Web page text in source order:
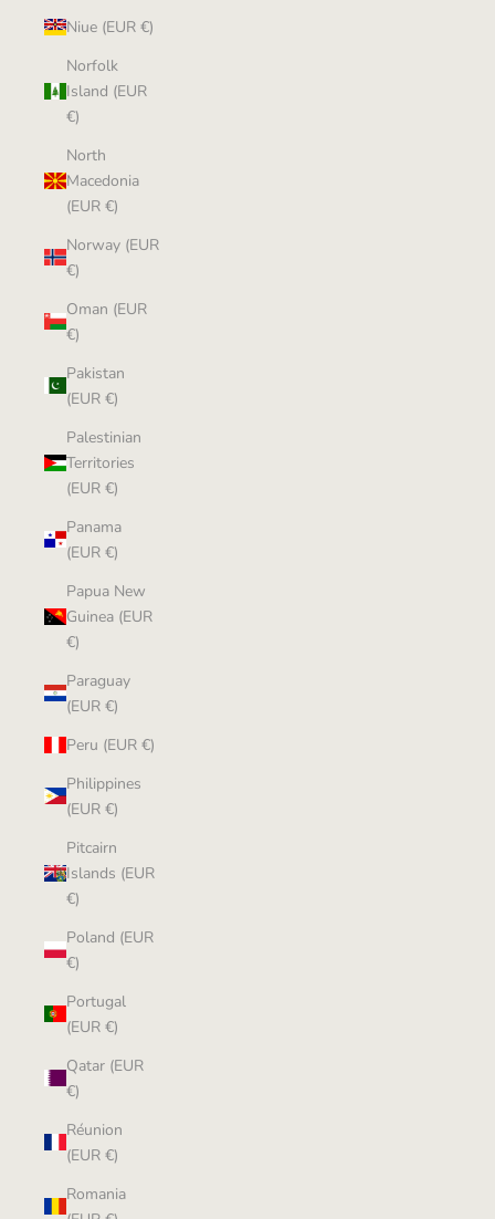
Niue (EUR €)
Norfolk
Island (EUR
€)
North
Macedonia
(EUR €)
Norway (EUR
€)
Oman (EUR
€)
Pakistan
(EUR €)
Palestinian
Territories
(EUR €)
Panama
(EUR €)
Papua New
Guinea (EUR
€)
Paraguay
(EUR €)
Peru (EUR €)
Philippines
(EUR €)
Pitcairn
Islands (EUR
€)
Poland (EUR
€)
Portugal
(EUR €)
Qatar (EUR
€)
Réunion
(EUR €)
Romania